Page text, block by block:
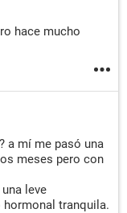
hace mucho
a mí me pasó una
meses pero con
leve
hormonal tranquila.